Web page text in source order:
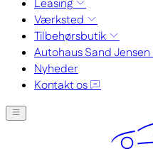
Leasing
Værksted
Tilbehørsbutik
Autohaus Sand Jensen
Nyheder
Kontakt os